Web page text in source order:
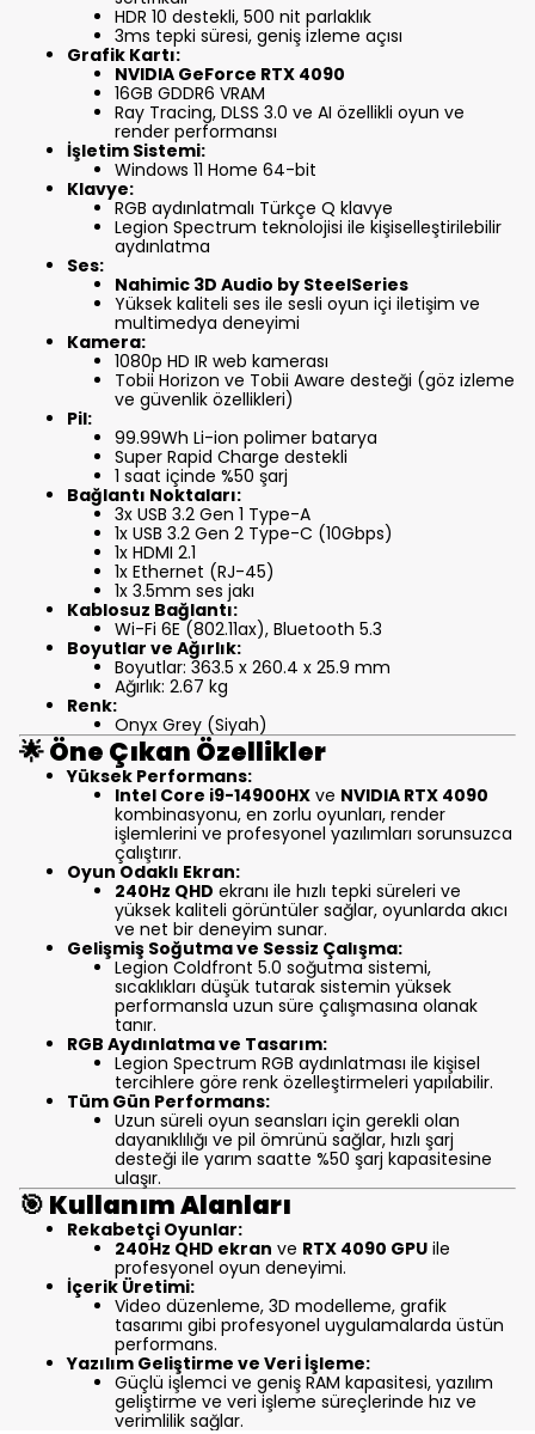
HDR 10 destekli, 500 nit parlaklık
3ms tepki süresi, geniş izleme açısı
Grafik Kartı:
NVIDIA GeForce RTX 4090
16GB GDDR6 VRAM
Ray Tracing, DLSS 3.0 ve AI özellikli oyun ve
render performansı
İşletim Sistemi:
Windows 11 Home 64-bit
Klavye:
RGB aydınlatmalı Türkçe Q klavye
Legion Spectrum teknolojisi ile kişiselleştirilebilir
aydınlatma
Ses:
Nahimic 3D Audio by SteelSeries
Yüksek kaliteli ses ile sesli oyun içi iletişim ve
multimedya deneyimi
Kamera:
1080p HD IR web kamerası
Tobii Horizon ve Tobii Aware desteği (göz izleme
ve güvenlik özellikleri)
Pil:
99.99Wh Li-ion polimer batarya
Super Rapid Charge destekli
1 saat içinde %50 şarj
Bağlantı Noktaları:
3x USB 3.2 Gen 1 Type-A
1x USB 3.2 Gen 2 Type-C (10Gbps)
1x HDMI 2.1
1x Ethernet (RJ-45)
1x 3.5mm ses jakı
Kablosuz Bağlantı:
Wi-Fi 6E (802.11ax), Bluetooth 5.3
Boyutlar ve Ağırlık:
Boyutlar: 363.5 x 260.4 x 25.9 mm
Ağırlık: 2.67 kg
Renk:
Onyx Grey (Siyah)
🌟Öne Çıkan Özellikler
Yüksek Performans:
Intel Core i9-14900HX ve NVIDIA RTX 4090
kombinasyonu, en zorlu oyunları, render
işlemlerini ve profesyonel yazılımları sorunsuzca
çalıştırır.
Oyun Odaklı Ekran:
240Hz QHD ekranı ile hızlı tepki süreleri ve
yüksek kaliteli görüntüler sağlar, oyunlarda akıcı
ve net bir deneyim sunar.
Gelişmiş Soğutma ve Sessiz Çalışma:
Legion Coldfront 5.0 soğutma sistemi,
sıcaklıkları düşük tutarak sistemin yüksek
performansla uzun süre çalışmasına olanak
tanır.
RGB Aydınlatma ve Tasarım:
Legion Spectrum RGB aydınlatması ile kişisel
tercihlere göre renk özelleştirmeleri yapılabilir.
Tüm Gün Performans:
Uzun süreli oyun seansları için gerekli olan
dayanıklılığı ve pil ömrünü sağlar, hızlı şarj
desteği ile yarım saatte %50 şarj kapasitesine
ulaşır.
🎯 Kullanım Alanları
Rekabetçi Oyunlar:
240Hz QHD ekran ve RTX 4090 GPU ile
profesyonel oyun deneyimi.
İçerik Üretimi:
Video düzenleme, 3D modelleme, grafik
tasarımı gibi profesyonel uygulamalarda üstün
performans.
Yazılım Geliştirme ve Veri İşleme:
Güçlü işlemci ve geniş RAM kapasitesi, yazılım
geliştirme ve veri işleme süreçlerinde hız ve
verimlilik sağlar.